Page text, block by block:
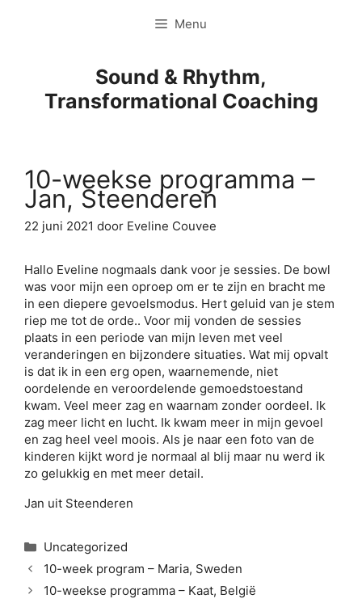
Menu
Sound & Rhythm,
Transformational Coaching
10-weekse programma –
Jan, Steenderen
22 juni 2021 door Eveline Couvee
Hallo Eveline nogmaals dank voor je sessies. De bowl
was voor mijn een oproep om er te zijn en bracht me
in een diepere gevoelsmodus. Hert geluid van je stem
riep me tot de orde.. Voor mij vonden de sessies
plaats in een periode van mijn leven met veel
veranderingen en bijzondere situaties. Wat mij opvalt
is dat ik in een erg open, waarnemende, niet
oordelende en veroordelende gemoedstoestand
kwam. Veel meer zag en waarnam zonder oordeel. Ik
zag meer licht en lucht. Ik kwam meer in mijn gevoel
en zag heel veel moois. Als je naar een foto van de
kinderen kijkt word je normaal al blij maar nu werd ik
zo gelukkig en met meer detail.
Jan uit Steenderen
Categorieën
Uncategorized
10-week program – Maria, Sweden
10-weekse programma – Kaat, België